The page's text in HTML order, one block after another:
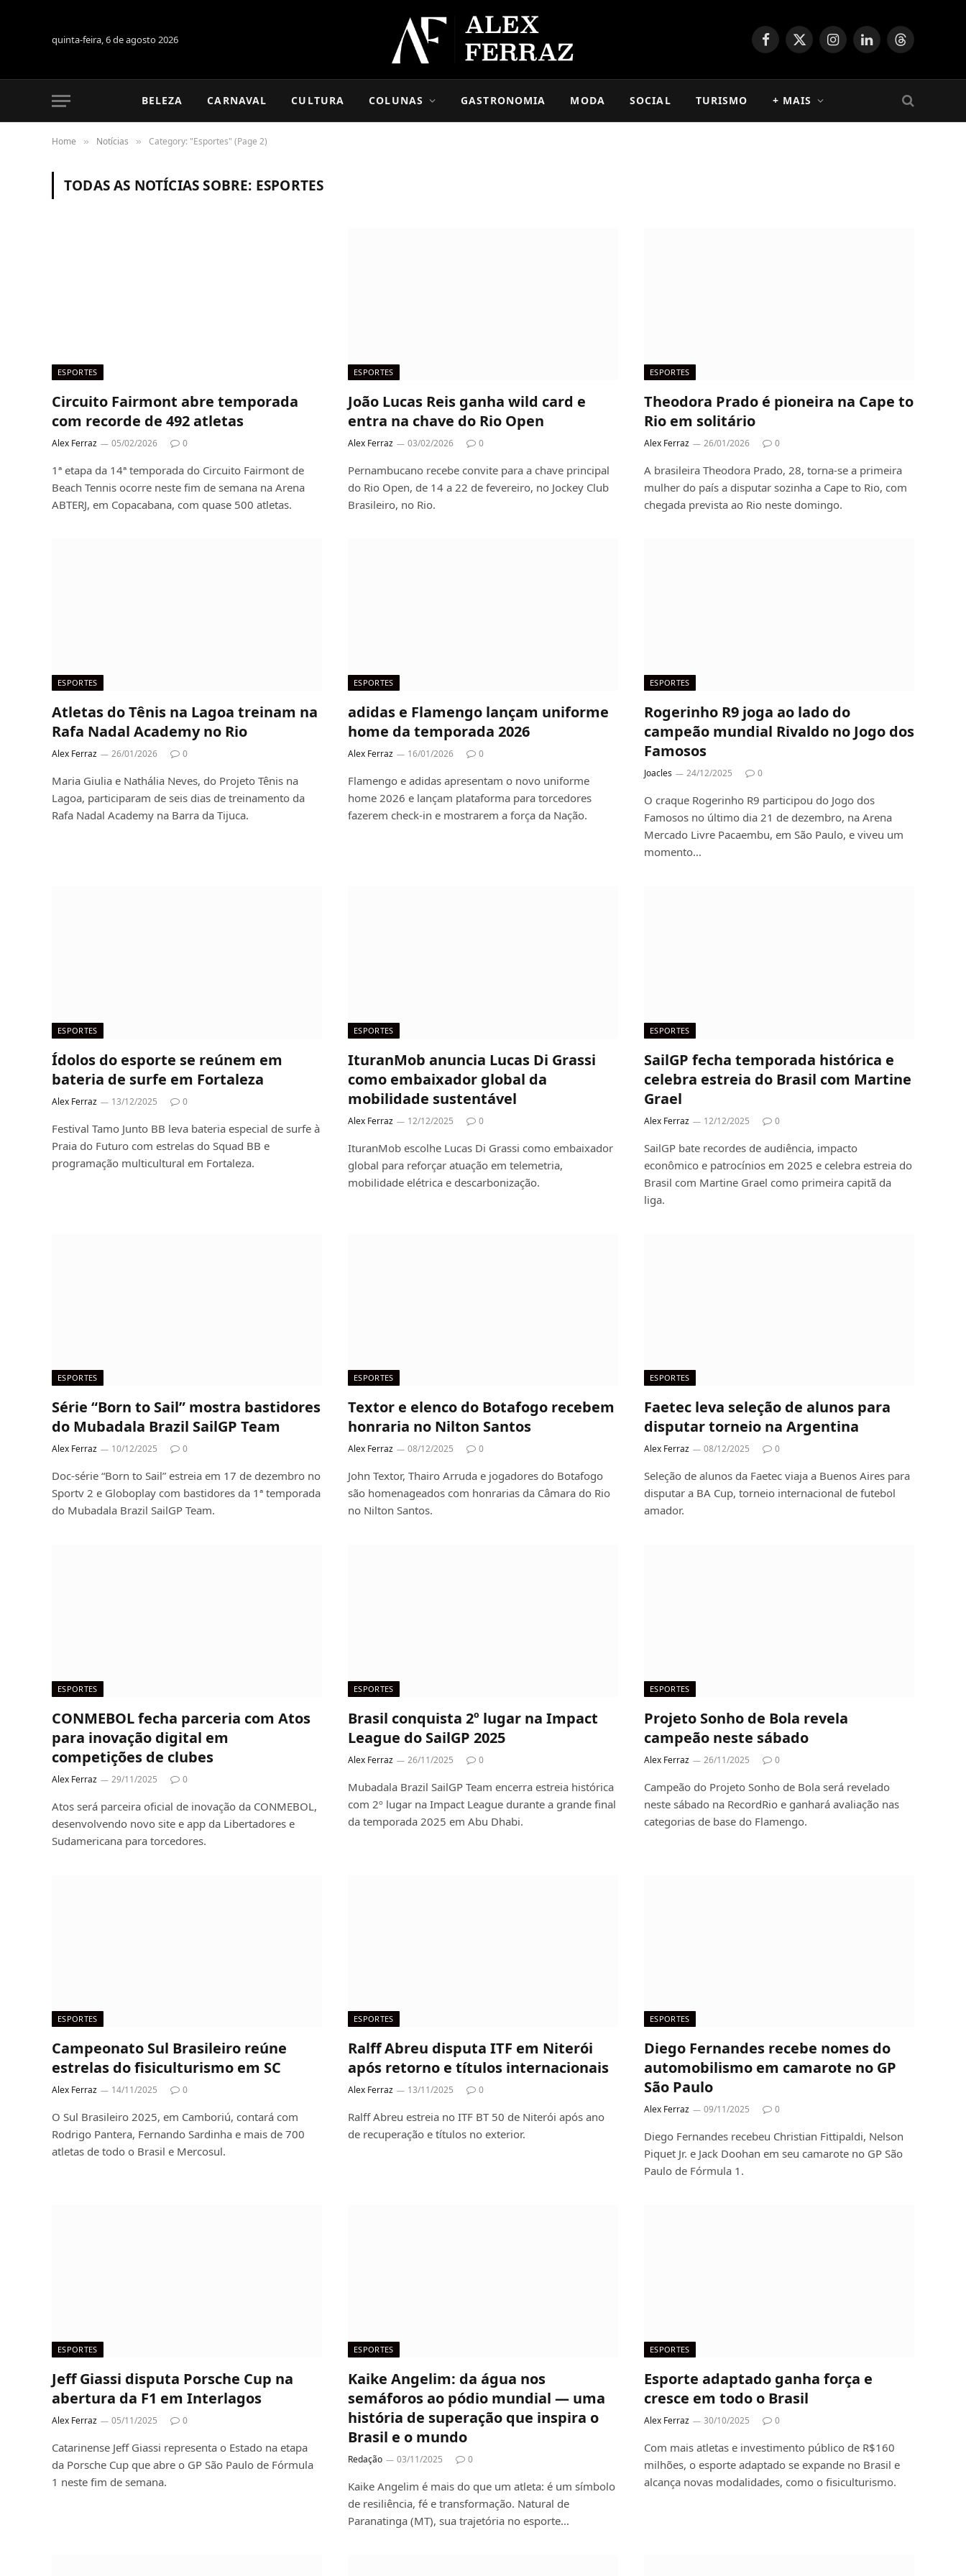
quinta-feira, 6 de agosto 2026 Facebook
X
InstagramLinkedInThreads
BELEZA CARNAVAL CULTURA COLUNAS GASTRONOMIA MODA SOCIAL TURISMO + MAIS
Home » Notícias » Category: "Esportes" (Page 2)
TODAS AS NOTÍCIAS SOBRE: ESPORTES
ESPORTES
Circuito Fairmont abre temporada
com recorde de 492 atletas
Alex Ferraz 05/02/2026 0
1ª etapa da 14ª temporada do Circuito Fairmont de
Beach Tennis ocorre neste fim de semana na Arena
ABTERJ, em Copacabana, com quase 500 atletas.
ESPORTES
João Lucas Reis ganha wild card e
entra na chave do Rio Open
Alex Ferraz 03/02/2026 0
Pernambucano recebe convite para a chave principal
do Rio Open, de 14 a 22 de fevereiro, no Jockey Club
Brasileiro, no Rio.
ESPORTES
Theodora Prado é pioneira na Cape to
Rio em solitário
Alex Ferraz 26/01/2026 0
A brasileira Theodora Prado, 28, torna-se a primeira
mulher do país a disputar sozinha a Cape to Rio, com
chegada prevista ao Rio neste domingo.
ESPORTES
Atletas do Tênis na Lagoa treinam na
Rafa Nadal Academy no Rio
Alex Ferraz 26/01/2026 0
Maria Giulia e Nathália Neves, do Projeto Tênis na
Lagoa, participaram de seis dias de treinamento da
Rafa Nadal Academy na Barra da Tijuca.
ESPORTES
adidas e Flamengo lançam uniforme
home da temporada 2026
Alex Ferraz 16/01/2026 0
Flamengo e adidas apresentam o novo uniforme
home 2026 e lançam plataforma para torcedores
fazerem check-in e mostrarem a força da Nação.
ESPORTES
Rogerinho R9 joga ao lado do
campeão mundial Rivaldo no Jogo dos
Famosos
Joacles 24/12/2025 0
O craque Rogerinho R9 participou do Jogo dos
Famosos no último dia 21 de dezembro, na Arena
Mercado Livre Pacaembu, em São Paulo, e viveu um
momento…
ESPORTES
Ídolos do esporte se reúnem em
bateria de surfe em Fortaleza
Alex Ferraz 13/12/2025 0
Festival Tamo Junto BB leva bateria especial de surfe à
Praia do Futuro com estrelas do Squad BB e
programação multicultural em Fortaleza.
ESPORTES
IturanMob anuncia Lucas Di Grassi
como embaixador global da
mobilidade sustentável
Alex Ferraz 12/12/2025 0
IturanMob escolhe Lucas Di Grassi como embaixador
global para reforçar atuação em telemetria,
mobilidade elétrica e descarbonização.
ESPORTES
SailGP fecha temporada histórica e
celebra estreia do Brasil com Martine
Grael
Alex Ferraz 12/12/2025 0
SailGP bate recordes de audiência, impacto
econômico e patrocínios em 2025 e celebra estreia do
Brasil com Martine Grael como primeira capitã da
liga.
ESPORTES
Série “Born to Sail” mostra bastidores
do Mubadala Brazil SailGP Team
Alex Ferraz 10/12/2025 0
Doc-série “Born to Sail” estreia em 17 de dezembro no
Sportv 2 e Globoplay com bastidores da 1ª temporada
do Mubadala Brazil SailGP Team.
ESPORTES
Textor e elenco do Botafogo recebem
honraria no Nilton Santos
Alex Ferraz 08/12/2025 0
John Textor, Thairo Arruda e jogadores do Botafogo
são homenageados com honrarias da Câmara do Rio
no Nilton Santos.
ESPORTES
Faetec leva seleção de alunos para
disputar torneio na Argentina
Alex Ferraz 08/12/2025 0
Seleção de alunos da Faetec viaja a Buenos Aires para
disputar a BA Cup, torneio internacional de futebol
amador.
ESPORTES
CONMEBOL fecha parceria com Atos
para inovação digital em
competições de clubes
Alex Ferraz 29/11/2025 0
Atos será parceira oficial de inovação da CONMEBOL,
desenvolvendo novo site e app da Libertadores e
Sudamericana para torcedores.
ESPORTES
Brasil conquista 2º lugar na Impact
League do SailGP 2025
Alex Ferraz 26/11/2025 0
Mubadala Brazil SailGP Team encerra estreia histórica
com 2º lugar na Impact League durante a grande final
da temporada 2025 em Abu Dhabi.
ESPORTES
Projeto Sonho de Bola revela
campeão neste sábado
Alex Ferraz 26/11/2025 0
Campeão do Projeto Sonho de Bola será revelado
neste sábado na RecordRio e ganhará avaliação nas
categorias de base do Flamengo.
ESPORTES
Campeonato Sul Brasileiro reúne
estrelas do fisiculturismo em SC
Alex Ferraz 14/11/2025 0
O Sul Brasileiro 2025, em Camboriú, contará com
Rodrigo Pantera, Fernando Sardinha e mais de 700
atletas de todo o Brasil e Mercosul.
ESPORTES
Ralff Abreu disputa ITF em Niterói
após retorno e títulos internacionais
Alex Ferraz 13/11/2025 0
Ralff Abreu estreia no ITF BT 50 de Niterói após ano
de recuperação e títulos no exterior.
ESPORTES
Diego Fernandes recebe nomes do
automobilismo em camarote no GP
São Paulo
Alex Ferraz 09/11/2025 0
Diego Fernandes recebeu Christian Fittipaldi, Nelson
Piquet Jr. e Jack Doohan em seu camarote no GP São
Paulo de Fórmula 1.
ESPORTES
Jeff Giassi disputa Porsche Cup na
abertura da F1 em Interlagos
Alex Ferraz 05/11/2025 0
Catarinense Jeff Giassi representa o Estado na etapa
da Porsche Cup que abre o GP São Paulo de Fórmula
1 neste fim de semana.
ESPORTES
Kaike Angelim: da água nos
semáforos ao pódio mundial — uma
história de superação que inspira o
Brasil e o mundo
Redação 03/11/2025 0
Kaike Angelim é mais do que um atleta: é um símbolo
de resiliência, fé e transformação. Natural de
Paranatinga (MT), sua trajetória no esporte…
ESPORTES
Esporte adaptado ganha força e
cresce em todo o Brasil
Alex Ferraz 30/10/2025 0
Com mais atletas e investimento público de R$160
milhões, o esporte adaptado se expande no Brasil e
alcança novas modalidades, como o fisiculturismo.